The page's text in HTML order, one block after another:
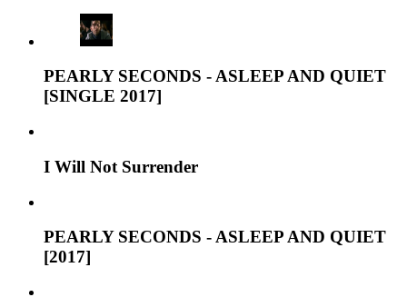
PEARLY SECONDS - ASLEEP AND QUIET
[SINGLE 2017]
I Will Not Surrender
PEARLY SECONDS - ASLEEP AND QUIET
[2017]